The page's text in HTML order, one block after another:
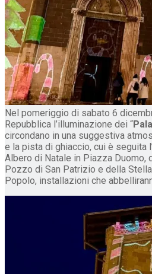
Nel pomeriggio di sabato 6
Repubblica l’illuminazione dei “
circondano in una suggestiva
e la pista di ghiaccio, cui è seguita
Albero di Natale in Piazza Duomo,
Pozzo di San Patrizio e della
Popolo, installazioni che